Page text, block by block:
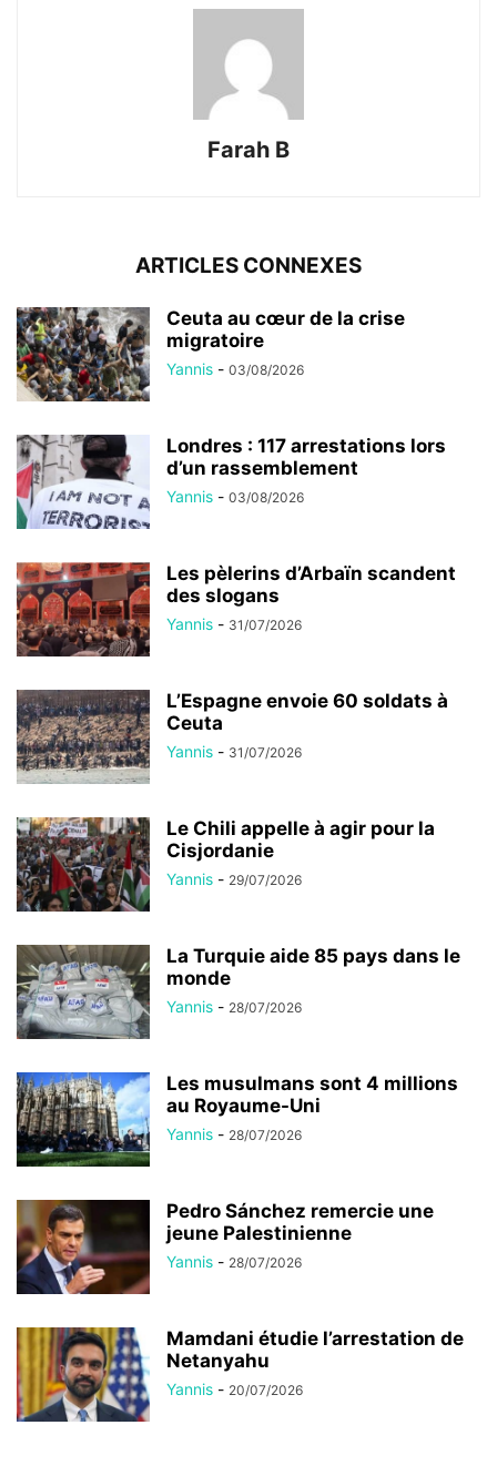
Farah B
ARTICLES CONNEXES
Ceuta au cœur de la crise
migratoire
Yannis - 03/08/2026
Londres : 117 arrestations lors
d’un rassemblement
Yannis - 03/08/2026
Les pèlerins d’Arbaïn scandent
des slogans
Yannis - 31/07/2026
L’Espagne envoie 60 soldats à
Ceuta
Yannis - 31/07/2026
Le Chili appelle à agir pour la
Cisjordanie
Yannis - 29/07/2026
La Turquie aide 85 pays dans le
monde
Yannis - 28/07/2026
Les musulmans sont 4 millions
au Royaume-Uni
Yannis - 28/07/2026
Pedro Sánchez remercie une
jeune Palestinienne
Yannis - 28/07/2026
Mamdani étudie l’arrestation de
Netanyahu
Yannis - 20/07/2026